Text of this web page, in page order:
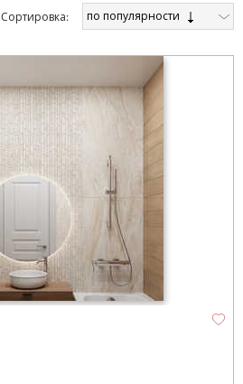
Cортировка: по популярности